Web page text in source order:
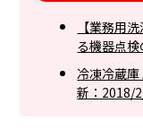
【業務用
る機器点
冷凍冷蔵
新：2018/